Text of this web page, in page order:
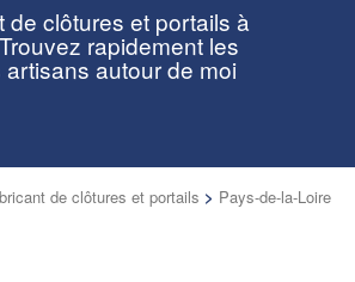
de clôtures et portails à
rapidement les
artisans autour de moi
de clôtures et portails > Pays-de-la-Loire